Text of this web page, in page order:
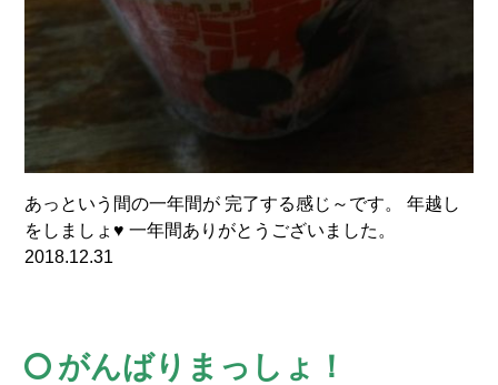
あっという間の一年間が 完了する感じ～です。 年越し
をしましょ♥ 一年間ありがとうございました。
2018.12.31
がんばりまっしょ！